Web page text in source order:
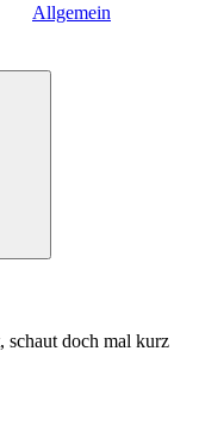
Allgemein
schaut doch mal kurz